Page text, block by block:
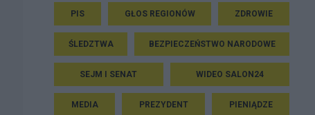
PIS GŁOS REGIONÓW ZDROWIE
ŚLEDZTWA BEZPIECZEŃSTWO NARODOWE
SEJM I SENAT WIDEO SALON24
MEDIA PREZYDENT PIENIĄDZE